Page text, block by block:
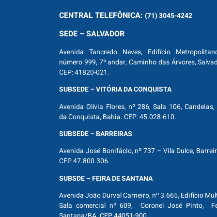
CENTRALTELEFÔNICA: (71) 3045-4242
SEDE – SALVADOR
Avenida Tancredo Neves, Edifício
número 999, 7º andar, Caminho das Árvores,
CEP: 41820-021.
SUBSEDE – VITÓRIA DA CONQUISTA
Avenida Olívia Flores, nº 286, Sala 106,
da Conquista, Bahia. CEP: 45.028-610.
SUBSEDE – BARREIRAS
Avenida José Bonifácio, nº 737 – Vila Dulce,
CEP 47.800.306.
SUBSDE – FEIRA DE SANTANA
Avenida João Durval Carneiro, nº 3.665, Edifício
Sala comercial nº 609, Coronel José Pinto,